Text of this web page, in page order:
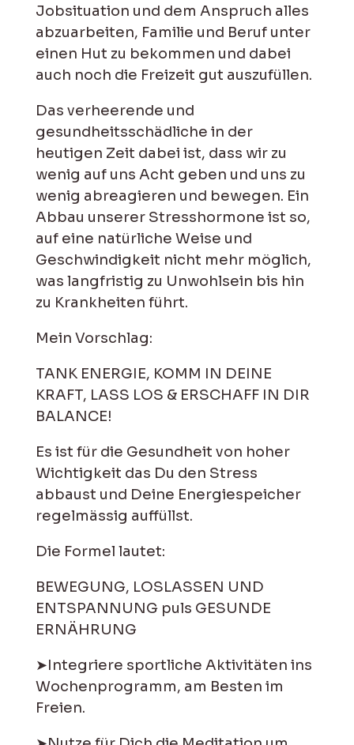
Jobsituation und dem Anspruch alles
abzuarbeiten, Familie und Beruf unter
einen Hut zu bekommen und dabei
auch noch die Freizeit gut auszufüllen.
Das verheerende und
gesundheitsschädliche in der
heutigen Zeit dabei ist, dass wir zu
wenig auf uns Acht geben und uns zu
wenig abreagieren und bewegen. Ein
Abbau unserer Stresshormone ist so,
auf eine natürliche Weise und
Geschwindigkeit nicht mehr möglich,
was langfristig zu Unwohlsein bis hin
zu Krankheiten führt.
Mein Vorschlag:
TANK ENERGIE, KOMM IN DEINE
KRAFT, LASS LOS & ERSCHAFF IN DIR
BALANCE!
Es ist für die Gesundheit von hoher
Wichtigkeit das Du den Stress
abbaust und Deine Energiespeicher
regelmässig auffüllst.
Die Formel lautet:
BEWEGUNG, LOSLASSEN UND
ENTSPANNUNG puls GESUNDE
ERNÄHRUNG
➤Integriere sportliche Aktivitäten ins
Wochenprogramm, am Besten im
Freien.